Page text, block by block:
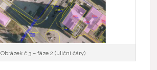
Obrázek č.3 – fáze 2 (uliční čáry)